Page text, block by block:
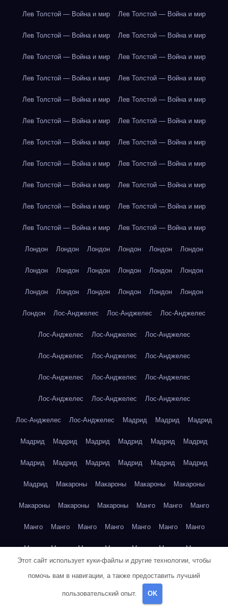
Лев Толстой — Война и мир Лев Толстой — Война и мир
Лев Толстой — Война и мир Лев Толстой — Война и мир
Лев Толстой — Война и мир Лев Толстой — Война и мир
Лев Толстой — Война и мир Лев Толстой — Война и мир
Лев Толстой — Война и мир Лев Толстой — Война и мир
Лев Толстой — Война и мир Лев Толстой — Война и мир
Лев Толстой — Война и мир Лев Толстой — Война и мир
Лев Толстой — Война и мир Лев Толстой — Война и мир
Лев Толстой — Война и мир Лев Толстой — Война и мир
Лев Толстой — Война и мир Лев Толстой — Война и мир
Лев Толстой — Война и мир Лев Толстой — Война и мир
Лондон Лондон Лондон Лондон Лондон Лондон
Лондон Лондон Лондон Лондон Лондон Лондон
Лондон Лондон Лондон Лондон Лондон Лондон
Лондон Лос-Анджелес Лос-Анджелес Лос-Анджелес
Лос-Анджелес Лос-Анджелес Лос-Анджелес
Лос-Анджелес Лос-Анджелес Лос-Анджелес
Лос-Анджелес Лос-Анджелес Лос-Анджелес
Лос-Анджелес Лос-Анджелес Лос-Анджелес
Лос-Анджелес Лос-Анджелес Мадрид Мадрид Мадрид
Мадрид Мадрид Мадрид Мадрид Мадрид Мадрид
Мадрид Мадрид Мадрид Мадрид Мадрид Мадрид
Мадрид Макароны Макароны Макароны Макароны
Макароны Макароны Макароны Манго Манго Манго
Манго Манго Манго Манго Манго Манго Манго
Манго Манго Манго Манго Манго Манго Манго
Марк Твен — Приключения Тома Сойера
Этот сайт использует куки-файлы и другие технологии, чтобы
помочь вам в навигации, а также предоставить лучший
пользовательский опыт. OK